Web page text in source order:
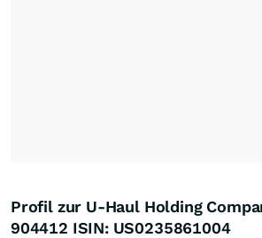
Profil zur U-Haul Holding
904412 ISIN: US0235861004